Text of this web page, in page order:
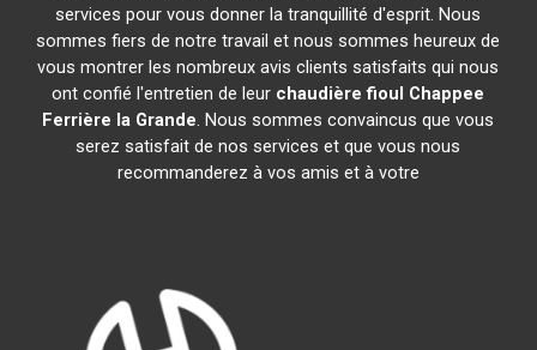
services pour vous donner la tranquillité d'esprit. Nous
sommes fiers de notre travail et nous sommes heureux de
vous montrer les nombreux avis clients satisfaits qui nous
ont confié l'entretien de leur chaudière fioul Chappee
Ferrière la Grande. Nous sommes convaincus que vous
serez satisfait de nos services et que vous nous
recommanderez à vos amis et à votre